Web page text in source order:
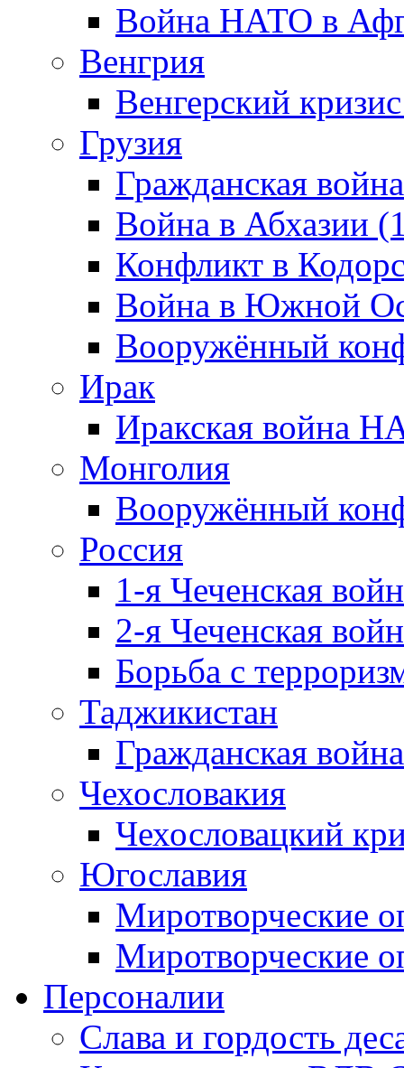
Война НАТО в
Венгрия
Венгерский
Грузия
Гражданская
Война в Абхазии
Конфликт в
Война в Южной
Вооружённый
Ирак
Иракская война
Монголия
Вооружённый
Россия
1-я Чеченская
2-я Чеченская
Борьба с
Таджикистан
Гражданская
Чехословакия
Чехословацкий
Югославия
Миротворческие
Миротворческие
Персоналии
Слава и гордость